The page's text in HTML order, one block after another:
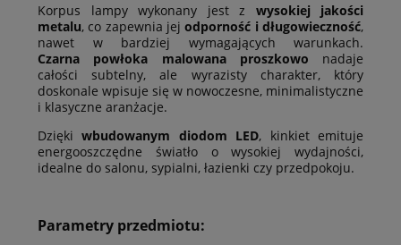
Korpus lampy wykonany jest z wysokiej jakości
metalu, co zapewnia jejodporność i długowieczność,
nawet w bardziej wymagających warunkach.
Czarna powłoka malowana proszkowo nadaje
całości subtelny, ale wyrazisty charakter, który
doskonale wpisuje się w nowoczesne, minimalistyczne
i klasyczne aranżacje.
Dziękiwbudowanym diodom LED, kinkiet emituje
energooszczędne światło o wysokiej wydajności,
idealne do salonu, sypialni, łazienki czy przedpokoju.
Parametry przedmiotu: